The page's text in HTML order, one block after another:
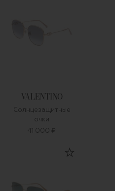
Солнцезащитные
очки
41 000 ₽